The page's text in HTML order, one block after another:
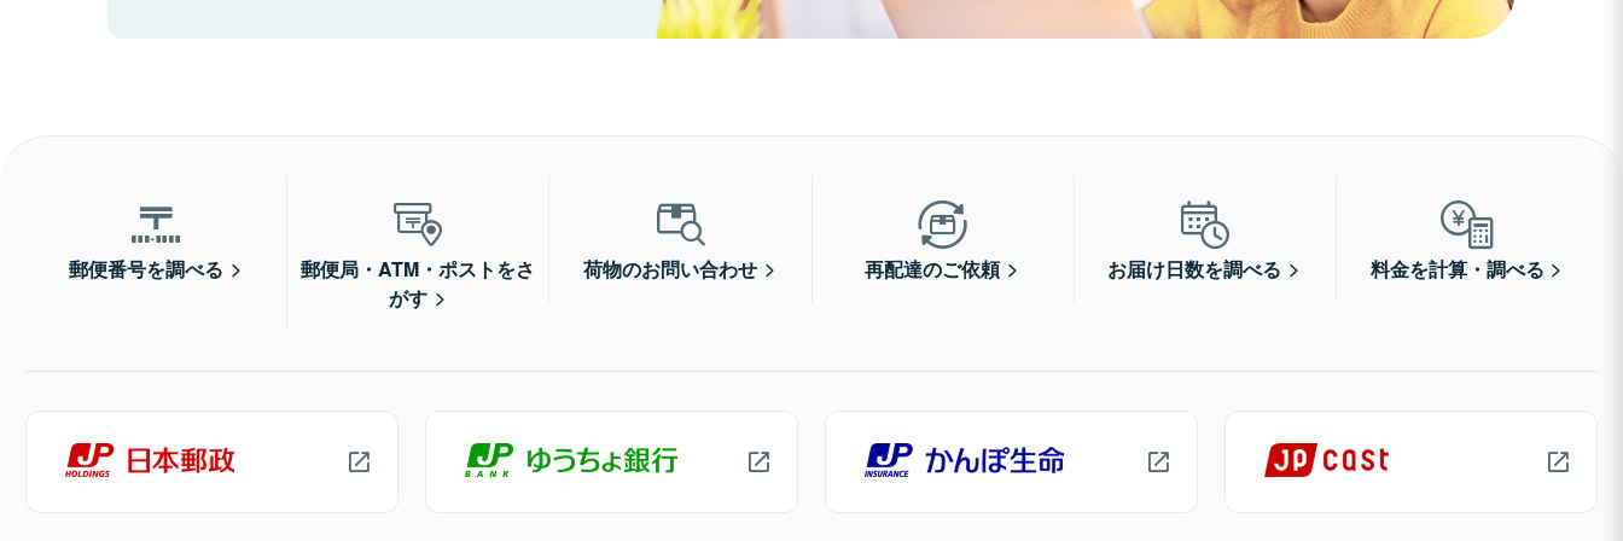
郵便番号を調べる
郵便局・ATM・ポストをさ
がす
荷物のお問い合わせ 再配達のご依頼 お届け日数を調べる 料金を計算・調べる